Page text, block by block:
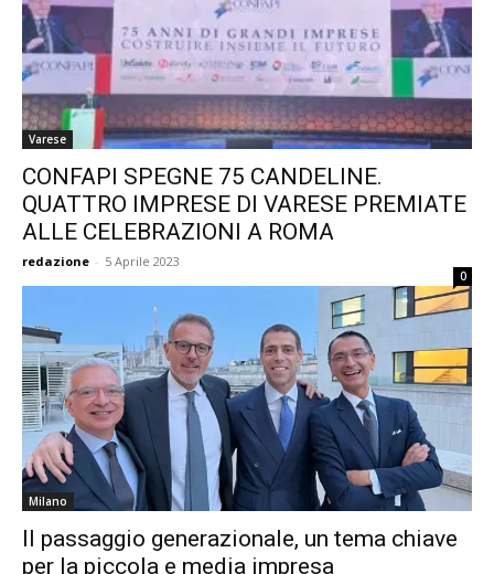
Varese
CONFAPI SPEGNE 75 CANDELINE.
QUATTRO IMPRESE DI VARESE PREMIATE
ALLE CELEBRAZIONI A ROMA
redazione - 5 Aprile 2023
0
Milano
Il passaggio generazionale, un tema chiave
per la piccola e media impresa